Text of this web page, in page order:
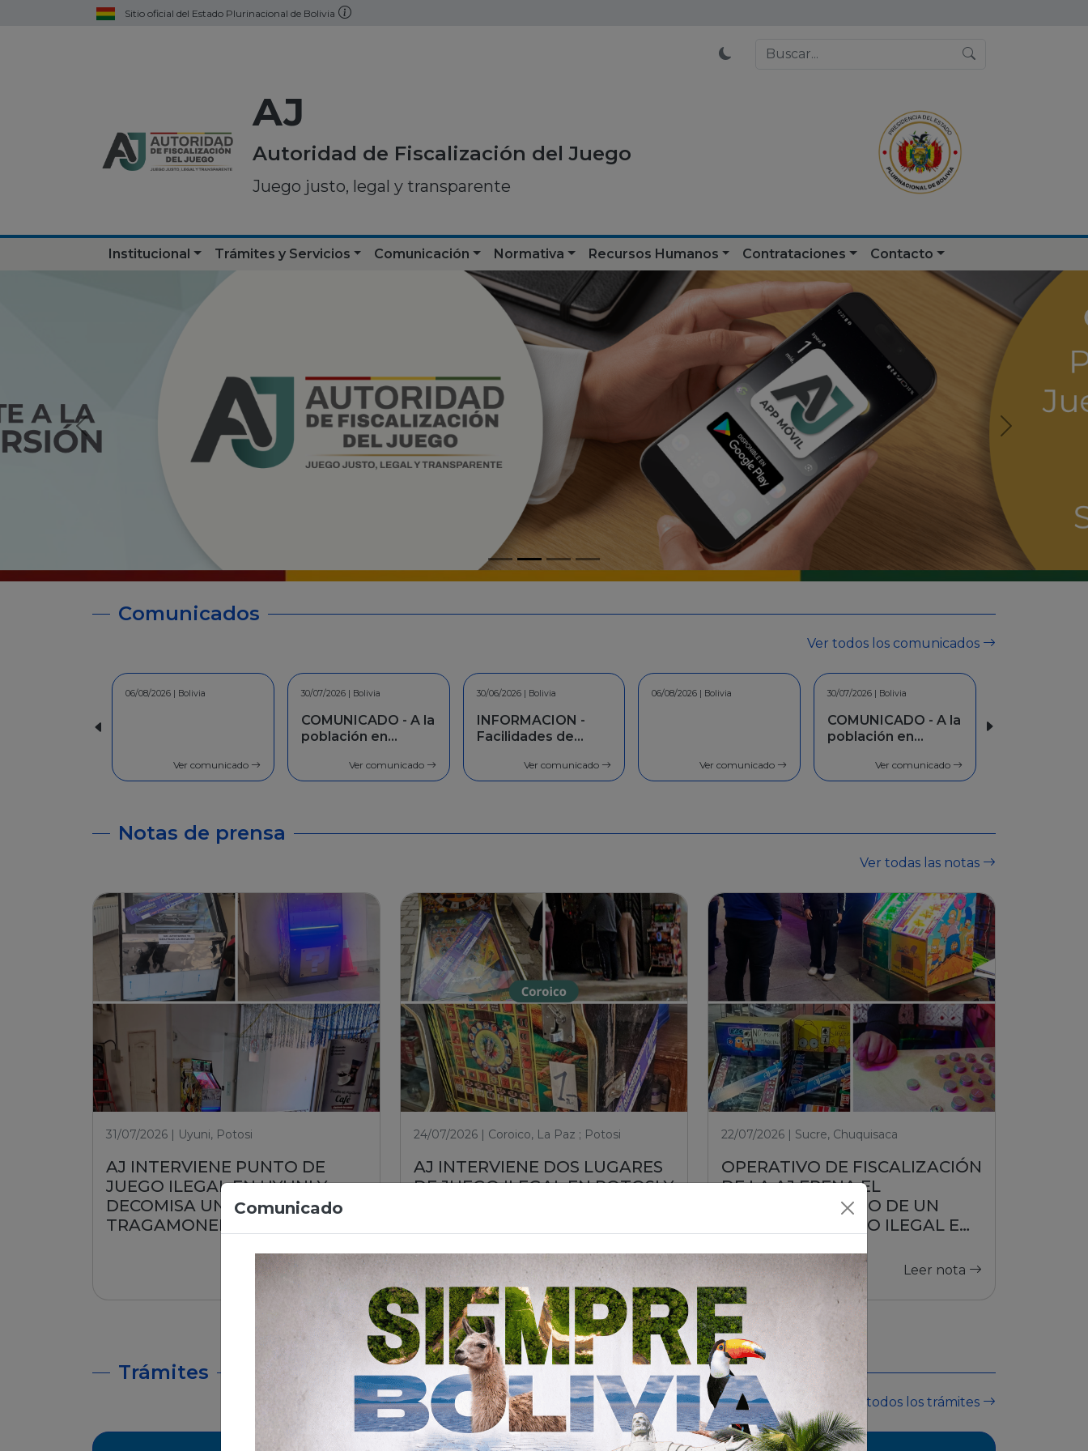
Sitio oficial del Estado Plurinacional de Bolivia
AJ
Autoridad de Fiscalización del Juego
Juego justo, legal y transparente
Institucional Trámites y Servicios Comunicación Normativa Recursos Humanos Contrataciones Contacto
Comunicados
Ver todos los comunicados
30/07/2026 | Bolivia
Ver comunicado
30/06/2026 | Bolivia
INFORMACION -
Facilidades de
Ver comunicado
06/08/2026 | Bolivia
Ver comunicado
30/07/2026 | Bolivia
Ver comunicado
30/06/2026 | Bolivia
INFORMACION -
Facilidades de
Ver comunicado
Comunicado
Notas de prensa
Ver todas las notas
31/07/2026 | Uyuni, Potosi
AJ INTERVIENE PUNTO DE
JUEGO ILEGAL EN UYUNI Y
DECOMISA UNA MÁQUINA
TRAGAMONEDA
Leer nota
24/07/2026 | Coroico, La Paz ; Potosi
AJ INTERVIENE DOS LUGARES
DE JUEGO ILEGAL EN POTOSI Y
Leer nota
22/07/2026 | Sucre, Chuquisaca
OPERATIVO DE FISCALIZACIÓN
DE LA AJ FRENA EL
FUNCIONAMIENTO DE UN
PUESTO DE JUEGO ILEGAL EN
Leer nota
Trámites
Ver todos los trámites